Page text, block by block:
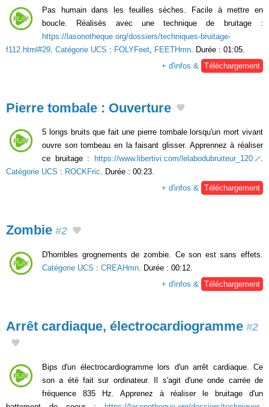
Pas humain dans les feuilles sèches. Facile à mettre en
boucle. Réalisés avec une technique de bruitage :
https://lasonotheque.org/dossiers/techniques-bruitage-
f112.html#29 Catégorie UCS : FOLYFeet FEETHmn . Durée : 01:05.
+ d'infos &
Téléchargement
Pierre tombale : Ouverture
5 longs bruits que fait une pierre tombale lorsqu'un mort vivant
ouvre son tombeau en la faisant glisser. Apprennez à réaliser
ce bruitage :
https://www.libertivi.com/lelabodubruiteur_120
.
Catégorie UCS : ROCKFric. Durée : 00:23.
+ d'infos & Téléchargement
Zombie #2
D'horribles grognements de zombie. Ce son est sans effets.
Catégorie UCS : CREAHmn . Durée : 00:12.
+ d'infos &
Téléchargement
Arrêt cardiaque, électrocardiogramme #2
Bips d'un électrocardiogramme lors d'un arrêt cardiaque. Ce
son a été fait sur ordinateur. Il s'agit d'une onde carrée de
fréquence 835 Hz. Apprenez à réaliser le bruitage d'un